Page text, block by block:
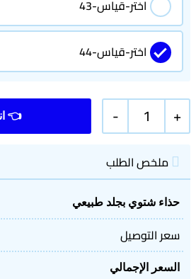
اختر-قياس-43
اختر-قياس-44
+
1
-
ملخص الطلب
حذاء شتوي بجلد طبيعي
سعر التوصيل
السعر الإجمالي